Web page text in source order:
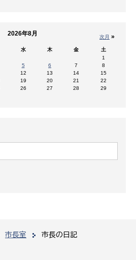
市長室 市長の日記
次月 »
2026年8月
水 木 金
土
1
5 6 7
8
12 13 14
15
19 20 21
22
26 27 28
29